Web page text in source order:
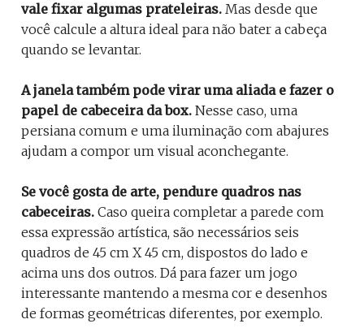
vale fixar algumas prateleiras. Mas desde que
você calcule a altura ideal para não bater a cabeça
quando se levantar.
A janela também pode virar uma aliada e fazer o
papel de cabeceira da box. Nesse caso, uma
persiana comum e uma iluminação com abajures
ajudam a compor um visual aconchegante.
Se você gosta de arte, pendure quadros nas
cabeceiras. Caso queira completar a parede com
essa expressão artística, são necessários seis
quadros de 45 cm X 45 cm, dispostos do lado e
acima uns dos outros. Dá para fazer um jogo
interessante mantendo a mesma cor e desenhos
de formas geométricas diferentes, por exemplo.